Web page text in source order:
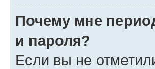
Почему мне
и пароля?
Если вы не